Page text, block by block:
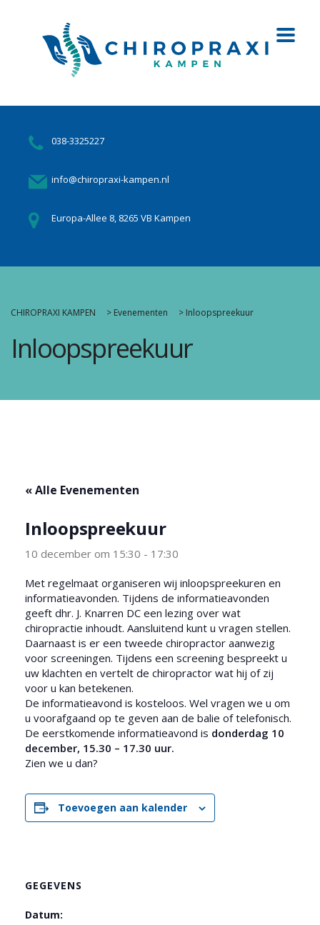
038-3325227
info@chiropraxi-kampen.nl
Europa-Allee 8, 8265 VB Kampen
CHIROPRAXI KAMPEN > Evenementen > Inloopspreekuur
Inloopspreekuur
« Alle Evenementen
Inloopspreekuur
10 december om 15:30 - 17:30
Met regelmaat organiseren wij inloopspreekuren en
informatieavonden. Tijdens de informatieavonden
geeft dhr. J. Knarren DC een lezing over wat
chiropractie inhoudt. Aansluitend kunt u vragen stellen.
Daarnaast is er een tweede chiropractor aanwezig
voor screeningen. Tijdens een screening bespreekt u
uw klachten en vertelt de chiropractor wat hij of zij
voor u kan betekenen.
De informatieavond is kosteloos. Wel vragen we u om
u voorafgaand op te geven aan de balie of telefonisch.
De eerstkomende informatieavond is donderdag 10
december, 15.30 – 17.30 uur.
Zien we u dan?
Toevoegen aan kalender
GEGEVENS
Datum: